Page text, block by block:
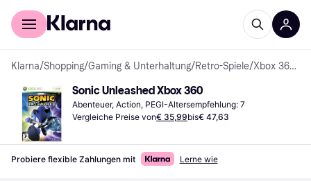
Für Shopper
Klarna/Shopping/Gaming & Unterhaltung/Retro-Spiele/ Xbox 360-Spiele
Sonic Unleashed Xbox 360
Abenteuer, Action, PEGI-Altersempfehlung: 7
Vergleiche Preise von€ 35,99bis€ 47,63
Probiere flexible Zahlungen mit Lerne wie